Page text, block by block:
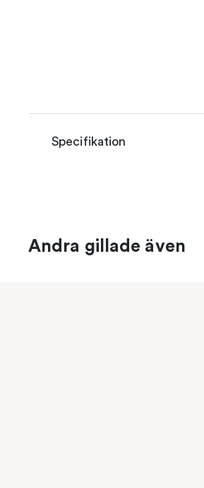
Specifikation
Andra gillade även